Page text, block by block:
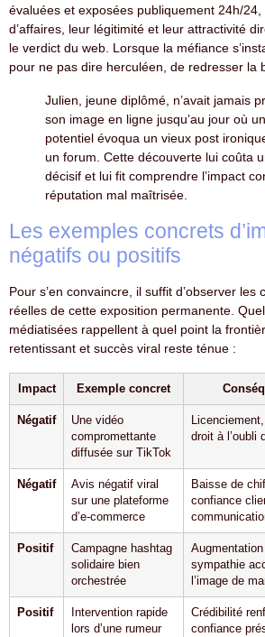
évaluées et exposées publiquement 24h/
d’affaires, leur légitimité et leur attractivité
le verdict du web. Lorsque la méfiance
pour ne pas dire herculéen, de redresser la
Julien, jeune diplômé, n’avait jamais
son image en ligne jusqu’au jour où
potentiel évoqua un vieux post
un forum. Cette découverte lui coûta
décisif et lui fit comprendre l’impact
réputation mal maîtrisée.
Les exemples concrets
négatifs ou positifs
Pour s’en convaincre, il suffit d’observer les
réelles de cette exposition permanente.
médiatisées rappellent à quel point la
retentissant et succès viral reste ténue :
Impact Exemple concret
Négatif
Une vidéo
compromettante
diffusée sur TikTok
droit à l’oubli
Négatif
Avis négatif viral
sur une plateforme
d’e-commerce
Baisse de
confiance
Positif
Campagne hashtag
solidaire bien
orchestrée
sympathie
l’image de
Positif
Intervention rapide
lors d’une rumeur
Crédibilité
confiance